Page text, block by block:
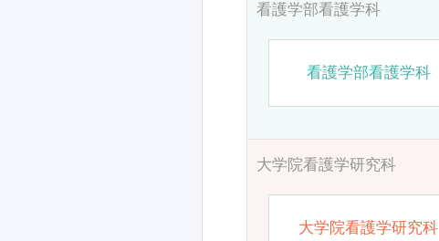
看護学部看護学科
看護学部看護学科
大学院看護学研究科
大学院看護学研究科